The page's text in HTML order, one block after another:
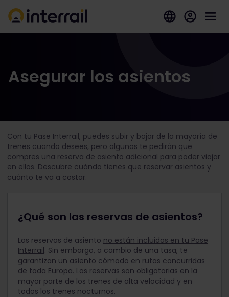
Asegurar los asientos
Con tu Pase Interrail, puedes subir y bajar de la mayoría de
trenes cuando desees, pero algunos te pedirán que
compres una reserva de asiento adicional para poder viajar
en ellos. Descubre cuándo tienes que reservar asientos y
cuánto te va a costar.
¿Qué son las reservas de asientos?
Las reservas de asiento no están incluidas en tu Pase
Interrail. Sin embargo, a cambio de una tasa, te
garantizan un asiento cómodo en rutas concurridas
de toda Europa. Las reservas son obligatorias en la
mayor parte de los trenes de alta velocidad y en
todos los trenes nocturnos.